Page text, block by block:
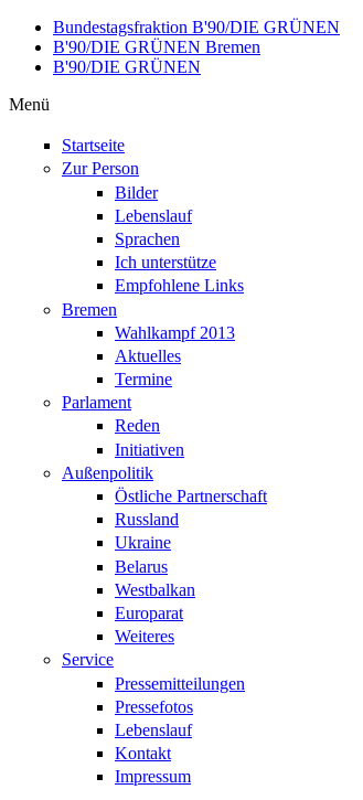
Direkt zum Inhalt
Bundestagsfraktion B'90/DIE GRÜNEN
B'90/DIE GRÜNEN Bremen
B'90/DIE GRÜNEN
Menü
Startseite
Zur Person
Bilder
Lebenslauf
Sprachen
Ich unterstütze
Empfohlene Links
Bremen
Wahlkampf 2013
Aktuelles
Termine
Parlament
Reden
Initiativen
Außenpolitik
Östliche Partnerschaft
Russland
Ukraine
Belarus
Westbalkan
Europarat
Weiteres
Service
Pressemitteilungen
Pressefotos
Lebenslauf
Kontakt
Impressum